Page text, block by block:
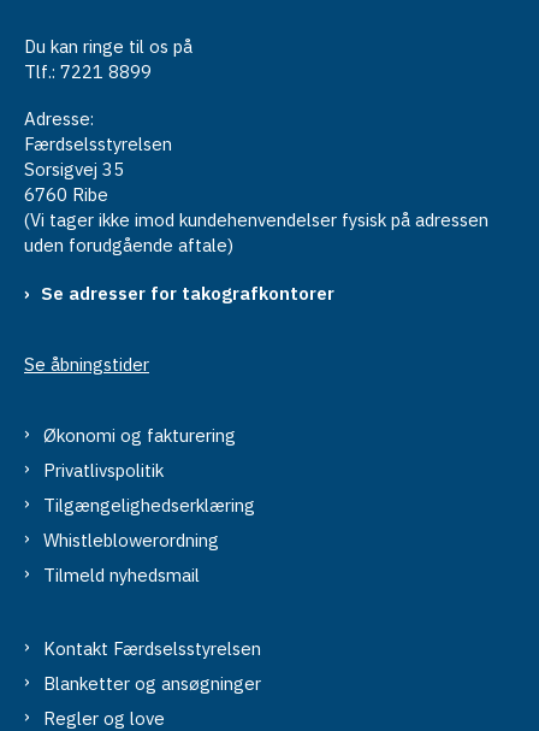
Du kan ringe til os på
Tlf.: 7221 8899
Adresse:
Færdselsstyrelsen
Sorsigvej 35
6760 Ribe
(Vi tager ikke imod kundehenvendelser fysisk på adressen
uden forudgående aftale)
Se adresser for takografkontorer
Se åbningstider
Økonomi og fakturering
Privatlivspolitik
Tilgængelighedserklæring
Whistleblowerordning
Tilmeld nyhedsmail
Kontakt Færdselsstyrelsen
Blanketter og ansøgninger
Regler og love